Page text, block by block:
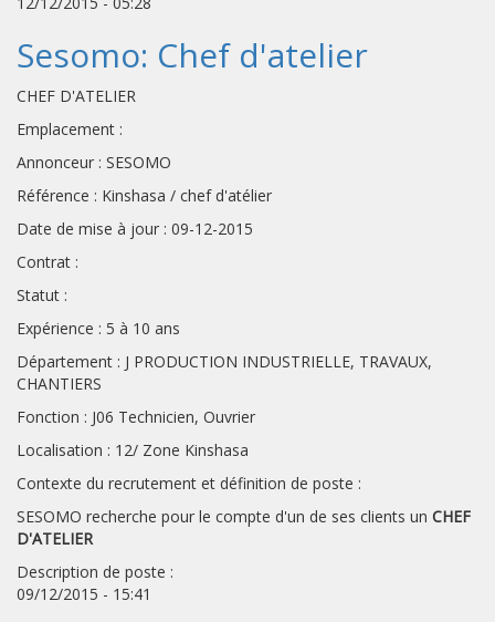
Sesomo: Chef d'atelier
CHEF D'ATELIER
Emplacement :
Annonceur : SESOMO
Référence : Kinshasa / chef d'atélier
Date de mise à jour : 09-12-2015
Contrat :
Statut :
Expérience : 5 à 10 ans
Département : J PRODUCTION INDUSTRIELLE, TRAVAUX,
CHANTIERS
Fonction : J06 Technicien, Ouvrier
Localisation : 12/ Zone Kinshasa
Contexte du recrutement et définition de poste :
SESOMO recherche pour le compte d'un de ses clients un CHEF
D'ATELIER
Description de poste :
09/12/2015 - 15:41